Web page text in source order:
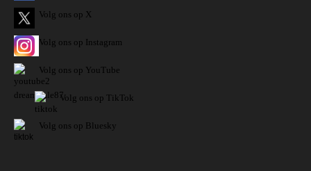
Volg ons op X
Volg ons op Instagram
Volg ons op YouTube
Volg ons op TikTok
Volg ons op Bluesky